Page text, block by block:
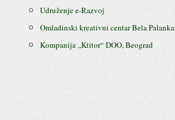
Udruženje e-Razvoj
Omladinski kreativni centar Bela Palanka
Kompanija ,,Ktitor“ DOO, Beograd